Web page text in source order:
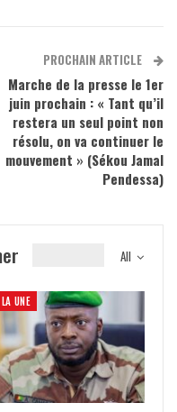
PROCHAIN ARTICLE
Marche de la presse le 1er
juin prochain : « Tant qu’il
restera un seul point non
résolu, on va continuer le
mouvement » (Sékou Jamal
Pendessa)
All
UNE